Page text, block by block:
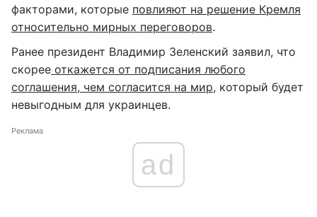
факторами, которые повлияют на решение Кремля
относительно мирных переговоров.
Ранее президент Владимир Зеленский заявил, что
скорее откажется от подписания любого
соглашения, чем согласится на мир, который будет
невыгодным для украинцев.
Реклама
ad